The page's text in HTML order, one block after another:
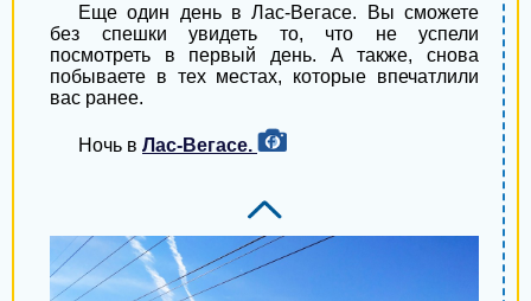
Еще один день в Лас-Вегасе. Вы сможете
без спешки увидеть то, что не успели
посмотреть в первый день. А также, снова
побываете в тех местах, которые впечатлили
вас ранее.
Ночь в Лас-Вегасе.